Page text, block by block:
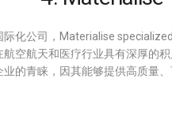
际化公司，Materialise
航空航天和医疗行业具有深厚的积
业的青睐，因其能够提供高质量